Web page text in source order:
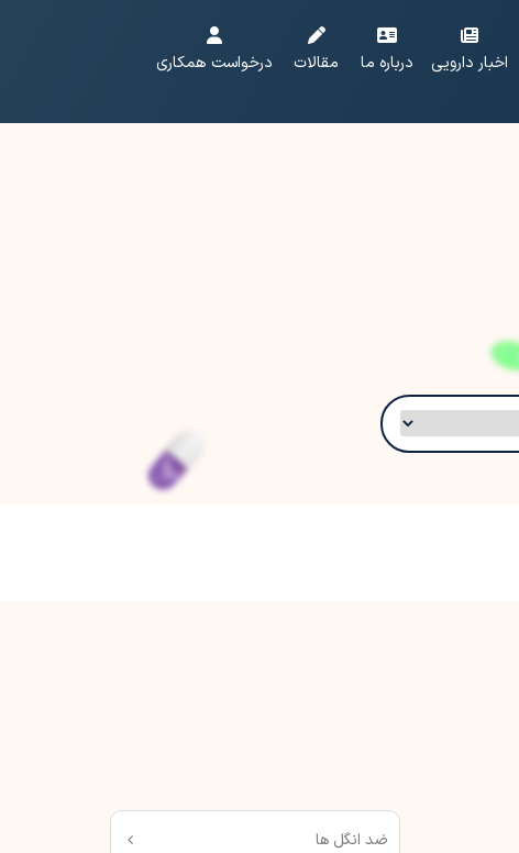
اخبار دارویی درباره ما مقالات درخواست همکاری
ضد انگل ها